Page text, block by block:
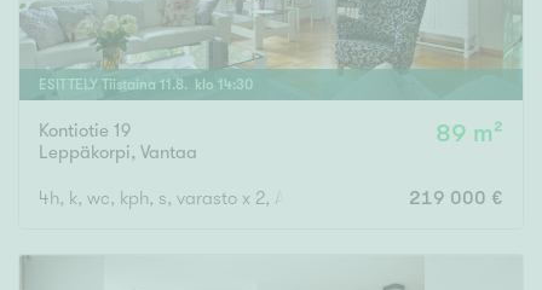
ESITTELY Tiistaina 11 .8. klo 14:30
Kontiotie 19
Leppäkorpi, Vantaa
89 m²
4h, k, wc, kph, s, varasto x 2, AT 219 000 €